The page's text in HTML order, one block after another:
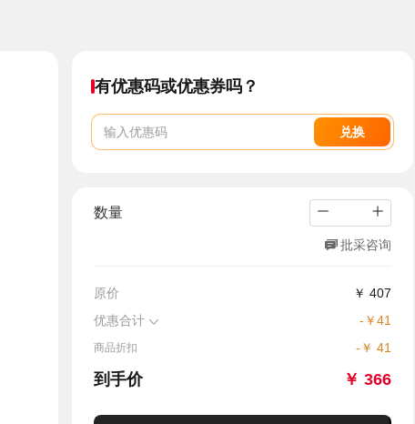
有优惠码或优惠券吗？
兑换
数量
批采咨询
原价 ￥ 407
优惠合计
- ￥41
商品折扣 - ￥ 41
到手价 ￥ 366